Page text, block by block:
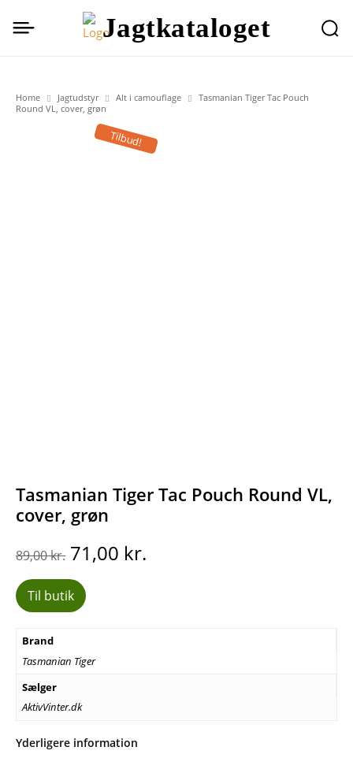
Jagtkataloget
Home Jagtudstyr Alt i camouflage
Tasmanian Tiger Tac Pouch
Round VL, cover, grøn
Tilbud!
Tasmanian Tiger Tac Pouch Round VL,
cover, grøn
89,00kr. Den
oprindelige
pris
var:
89,00 kr..
71,00 kr.
Til butik
Brand
Tasmanian Tiger
Sælger
AktivVinter.dk
Yderligere information